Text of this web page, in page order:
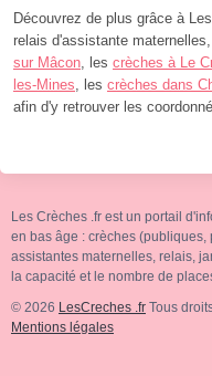
Découvrez de plus grâce à
relais d'assistante
sur Mâcon, les crèches à Le
les-Mines, les crèches dans
afin d'y retrouver les
Les Crèches .fr est un portail
en bas âge : crèches
assistantes maternelles, relais,
la capacité et le nombre de
© 2026 LesCreches .fr Tous
Mentions légales